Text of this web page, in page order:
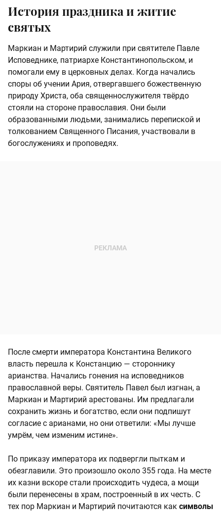
История праздника и житие
святых
Маркиан и Мартирий служили при святителе Павле
Исповеднике, патриархе Константинопольском, и
помогали ему в церковных делах. Когда начались
споры об учении Ария, отвергавшего божественную
природу Христа, оба священнослужителя твёрдо
стояли на стороне православия. Они были
образованными людьми, занимались перепиской и
толкованием Священного Писания, участвовали в
богослужениях и проповедях.
После смерти императора Константина Великого
власть перешла к Констанцию — стороннику
арианства. Начались гонения на исповедников
православной веры. Святитель Павел был изгнан, а
Маркиан и Мартирий арестованы. Им предлагали
сохранить жизнь и богатство, если они подпишут
согласие с арианами, но они ответили: «Мы лучше
умрём, чем изменим истине».
По приказу императора их подвергли пыткам и
обезглавили. Это произошло около 355 года. На месте
их казни вскоре стали происходить чудеса, а мощи
были перенесены в храм, построенный в их честь. С
тех пор Маркиан и Мартирий почитаются как символы